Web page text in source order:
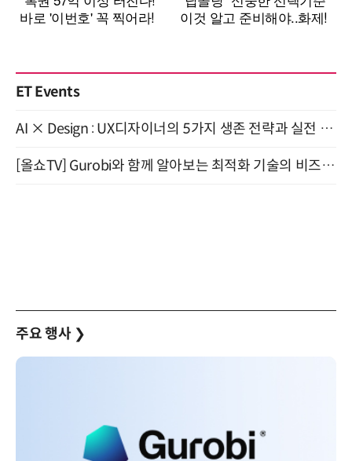
ET Events
AI × Design : UX디자이너의 5가지 생존 전략과 실전 대응 8월 28일 개최
[올쇼TV] Gurobi와 함께 알아보는 최적화 기술의 비즈니스 활용 (8월 20일 생방송)
주요 행사 ❯